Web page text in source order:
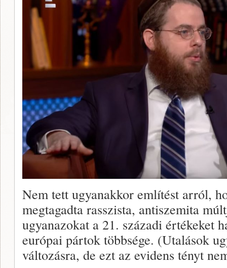
Nem tett ugyanakkor említést arról,
megtagadta rasszista, antiszemita
ugyanazokat a 21. századi értékeket
európai pártok többsége. (Utalások
változásra, de ezt az evidens tényt